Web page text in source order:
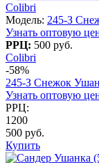
Colibri
Модель: 245-З
Узнать оптовую
РРЦ: 500 руб.
Colibri
-58%
245-З Снежок
Узнать оптовую
РРЦ:
1200
500 руб.
Купить